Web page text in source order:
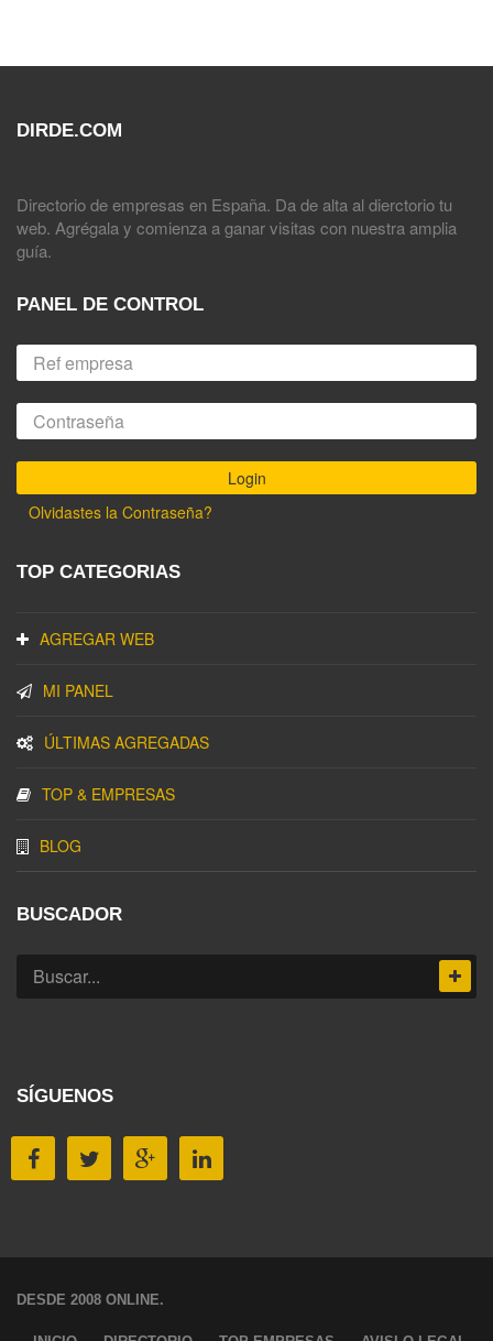
DIRDE.COM
Directorio de empresas en España. Da de alta al dierctorio tu
web. Agrégala y comienza a ganar visitas con nuestra amplia
guía.
PANEL DE CONTROL
Olvidastes la Contraseña?
TOP CATEGORIAS
AGREGAR WEB
MI PANEL
ÚLTIMAS AGREGADAS
TOP & EMPRESAS
BLOG
BUSCADOR
SÍGUENOS
DESDE 2008 ONLINE.